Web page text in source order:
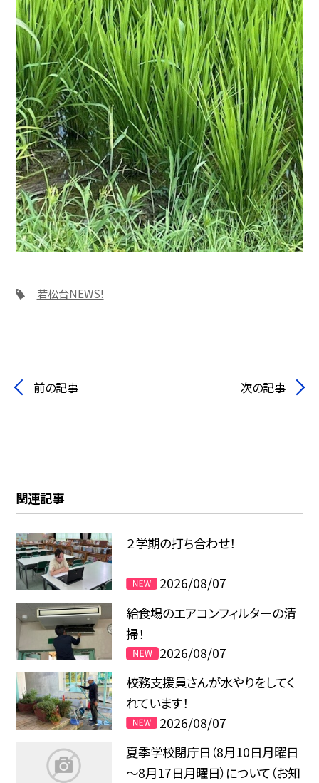
若松台NEWS!
前の記事 次の記事
関連記事
２学期の打ち合わせ！
2026/08/07
給食場のエアコンフィルターの清
掃！
2026/08/07
校務支援員さんが水やりをしてく
れています！
2026/08/07
夏季学校閉庁日（8月10日月曜日
～8月17日月曜日）について（お知